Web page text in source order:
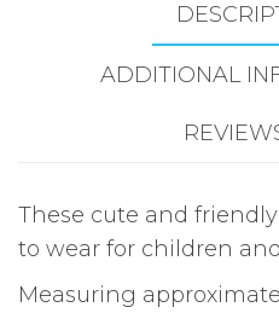
ADDITIONAL
These cute and
to wear for children
Measuring